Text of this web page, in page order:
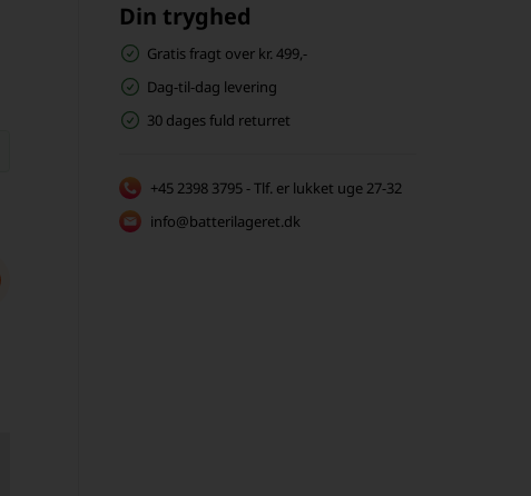
Din tryghed
Gratis fragt over kr. 499,-
Dag-til-dag levering
30 dages fuld returret
+45 2398 3795 - Tlf. er lukket uge 27-32
info@batterilageret.dk